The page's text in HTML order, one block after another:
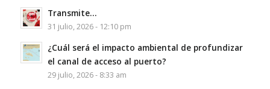
Transmite…
31 julio, 2026 - 12:10 pm
¿Cuál será el impacto ambiental de profundizar
el canal de acceso al puerto?
29 julio, 2026 - 8:33 am